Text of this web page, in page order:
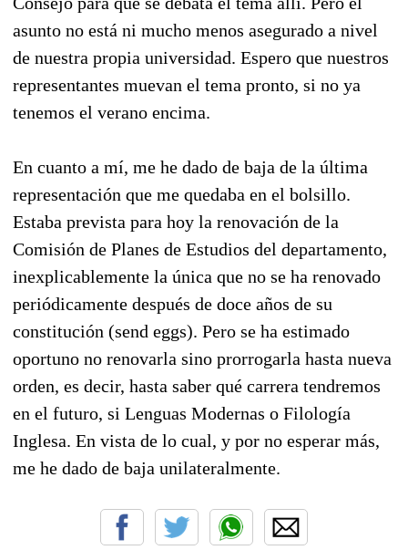
asunto no está ni mucho menos asegurado a nivel
de nuestra propia universidad. Espero que nuestros
representantes muevan el tema pronto, si no ya
tenemos el verano encima.
En cuanto a mí, me he dado de baja de la última
representación que me quedaba en el bolsillo.
Estaba prevista para hoy la renovación de la
Comisión de Planes de Estudios del departamento,
inexplicablemente la única que no se ha renovado
periódicamente después de doce años de su
constitución (send eggs). Pero se ha estimado
oportuno no renovarla sino prorrogarla hasta nueva
orden, es decir, hasta saber qué carrera tendremos
en el futuro, si Lenguas Modernas o Filología
Inglesa. En vista de lo cual, y por no esperar más,
me he dado de baja unilateralmente.